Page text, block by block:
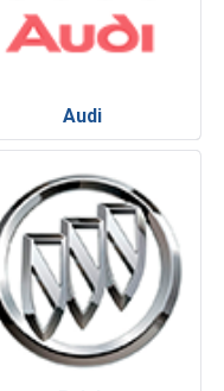
Audi